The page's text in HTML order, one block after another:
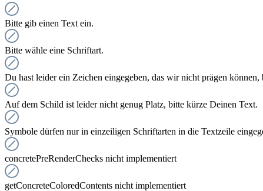
Bitte gib einen Text ein.
Bitte wähle eine Schriftart.
Du hast leider ein Zeichen eingegeben, das wir nicht prägen können,
Auf dem Schild ist leider nicht genug Platz, bitte kürze Deinen Text.
Symbole dürfen nur in einzeiligen Schriftarten in die Textzeile
concretePreRenderChecks nicht implementiert
getConcreteColoredContents nicht implementiert